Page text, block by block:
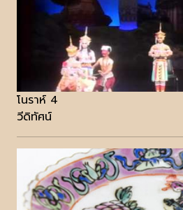
โนราห์ 4
วีดิทัศน์